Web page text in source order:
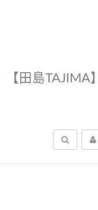
【田島TAJIMA】
搜尋